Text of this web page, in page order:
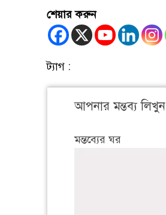
শেয়ার করুন
ট্যাগ :
আপনার মন্তব্য লিখুন
মন্তব্যের ঘর